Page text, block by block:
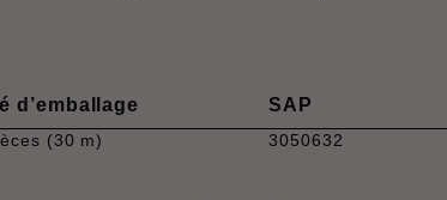
d’emballage
(30 m)
SAP
3050632